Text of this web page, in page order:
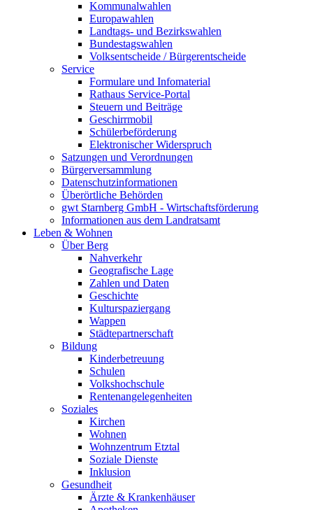
Kommunalwahlen
Europawahlen
Landtags- und Bezirkswahlen
Bundestagswahlen
Volksentscheide / Bürgerentscheide
Service
Formulare und Infomaterial
Rathaus Service-Portal
Steuern und Beiträge
Geschirrmobil
Schülerbeförderung
Elektronischer Widerspruch
Satzungen und Verordnungen
Bürgerversammlung
Datenschutzinformationen
Überörtliche Behörden
gwt Starnberg GmbH - Wirtschaftsförderung
Informationen aus dem Landratsamt
Leben & Wohnen
Über Berg
Nahverkehr
Geografische Lage
Zahlen und Daten
Geschichte
Kulturspaziergang
Wappen
Städtepartnerschaft
Bildung
Kinderbetreuung
Schulen
Volkshochschule
Rentenangelegenheiten
Soziales
Kirchen
Wohnen
Wohnzentrum Etztal
Soziale Dienste
Inklusion
Gesundheit
Ärzte & Krankenhäuser